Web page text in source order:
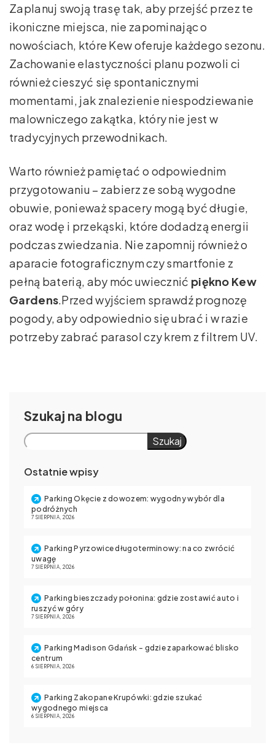
Zaplanuj swoją trasę tak, aby przejść przez te
ikoniczne miejsca, nie zapominając o
nowościach, które Kew oferuje każdego sezonu.
Zachowanie elastyczności planu pozwoli ci
również cieszyć się spontanicznymi
momentami, jak znalezienie niespodziewanie
malowniczego zakątka, który nie jest w
tradycyjnych przewodnikach.
Warto również pamiętać o odpowiednim
przygotowaniu – zabierz ze sobą wygodne
obuwie, ponieważ spacery mogą być długie,
oraz wodę i przekąski, które dodadzą energii
podczas zwiedzania. Nie zapomnij również o
aparacie fotograficznym czy smartfonie z
pełną baterią, aby móc uwiecznić piękno Kew
Gardens.Przed wyjściem sprawdź prognozę
pogody, aby odpowiednio się ubrać i w razie
potrzeby zabrać parasol czy krem z filtrem UV.
Szukaj
Szukaj
Ostatnie wpisy
Parking Okęcie z dowozem: wygodny wybór dla
podróżnych
7 SIERPNIA, 2026
Parking Pyrzowice długoterminowy: na co zwrócić
uwagę
7 SIERPNIA, 2026
Parking bieszczady połonina: gdzie zostawić auto i
ruszyć w góry
7 SIERPNIA, 2026
Parking Madison Gdańsk – gdzie zaparkować blisko
centrum
6 SIERPNIA, 2026
Parking Zakopane Krupówki: gdzie szukać
wygodnego miejsca
6 SIERPNIA, 2026